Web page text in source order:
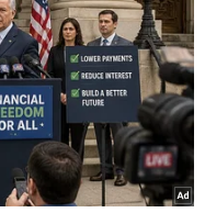
công này. Nghi
hợp bắt giữ
Istanbul.
bị 2 đối
diễn ra nghi
khiến 1 dân